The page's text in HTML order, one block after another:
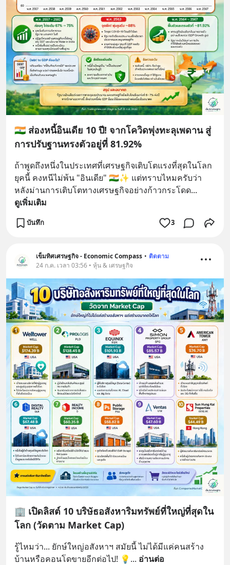
🇮🇳 ส่องหนี้อินเดีย 10 ปี! จากโควิดพุ่งทะลุเพดาน สู่
การปรับฐานทรงตัวอยู่ที่ 81.92%
ถ้าพูดถึงหนึ่งในประเทศที่เศรษฐกิจเติบโตแรงที่สุดในโลก
ยุคนี้ คงหนีไม่พ้น "อินเดีย" 🇮🇳✨ แต่ทราบไหมครับว่า
หลังม่านการเติบโตทางเศรษฐกิจอย่างก้าวกระโดด...
ดูเพิ่มเติม
บันทึก 3
เข็มทิศเศรษฐกิจ - Economic Compass • ติดตาม
24 ก.ค. เวลา 03:56 • หุ้น & เศรษฐกิจ
🏢 เปิดลิสต์ 10 บริษัธอสังหาริมทรัพย์ที่ใหญ่ที่สุดใน
โลก (วัดตาม Market Cap)
รู้ไหมว่า... ยักษ์ใหญ่อสังหาฯ สมัยนี้ ไม่ได้มีแค่คนสร้าง
บ้านหรือคอนโดขายอีกต่อไป! 💡 ... อ่านต่อ